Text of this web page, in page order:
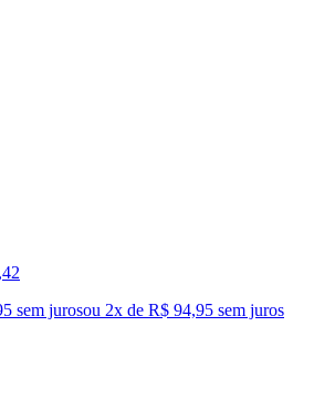
,42
sem jurosou 2x de R$ 94,95 sem juros